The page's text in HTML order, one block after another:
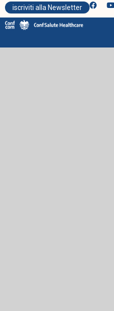
iscriviti alla Newsletter